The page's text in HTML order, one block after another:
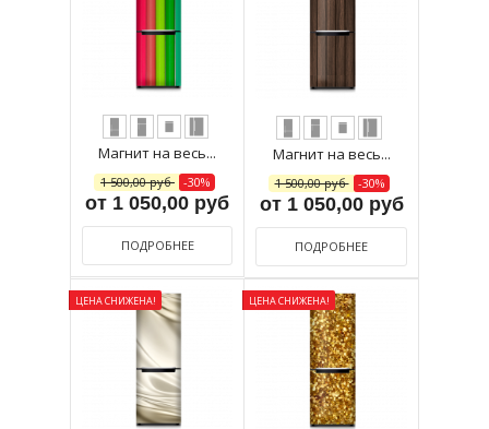
Магнит на весь...
1 500,00 руб -30%
от 1 050,00 руб
ПОДРОБНЕЕ
Магнит на весь...
1 500,00 руб -30%
от 1 050,00 руб
ПОДРОБНЕЕ
ЦЕНА СНИЖЕНА! ЦЕНА СНИЖЕНА!